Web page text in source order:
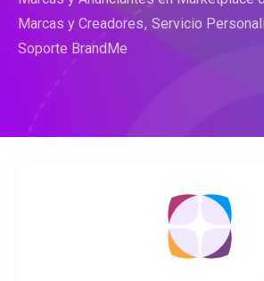
Marcas y Creadores Servicio
Soporte BrandMe